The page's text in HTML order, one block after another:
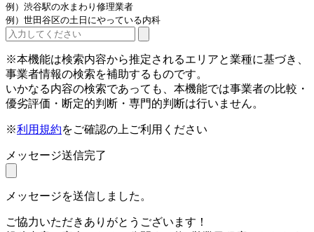
例）渋谷駅の水まわり修理業者
例）世田谷区の土日にやっている内科
※本機能は検索内容から推定されるエリアと業種に基づき、
事業者情報の検索を補助するものです。
いかなる内容の検索であっても、本機能では事業者の比較・
優劣評価・断定的判断・専門的判断は行いません。
※利用規約をご確認の上ご利用ください
メッセージ送信完了
メッセージを送信しました。
ご協力いただきありがとうございます！